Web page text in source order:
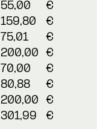
55,00
€
159,80
€
75,01
€
200,00
€
70,00
€
80,88
€
200,00
€
301,99 €